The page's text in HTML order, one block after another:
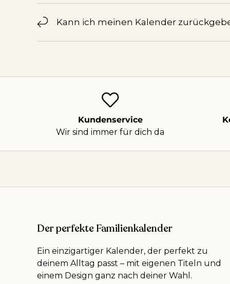
Kann ich meinen Kalender
Kundenservice
Wir sind immer für dich da
Der perfekte Familienkalender
Ein einzigartiger Kalender, der perfekt zu
deinem Alltag passt – mit eigenen Titeln und
einem Design ganz nach deiner Wahl.